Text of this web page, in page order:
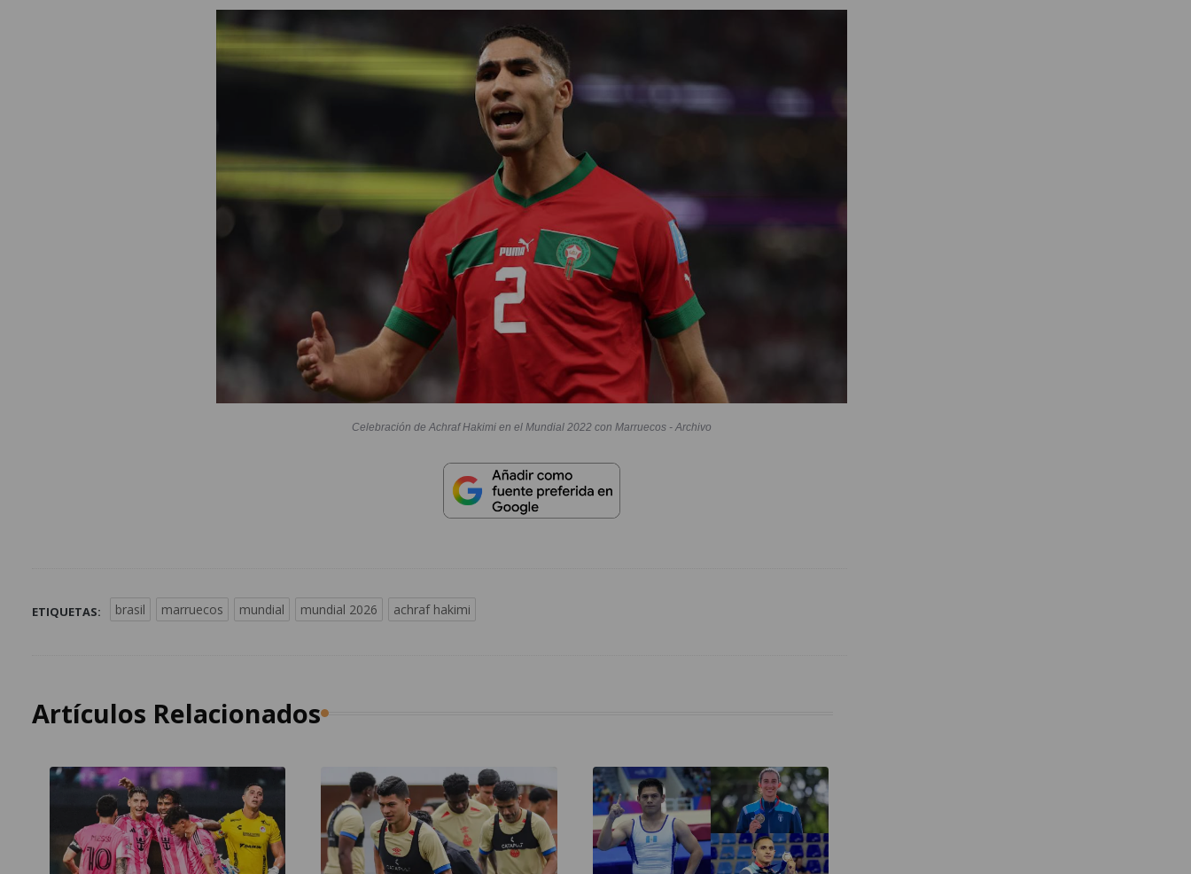
Celebración de Achraf Hakimi en el Mundial 2022 con Marruecos - Archivo
ETIQUETAS: brasil marruecos mundial mundial 2026 achraf hakimi
Artículos Relacionados